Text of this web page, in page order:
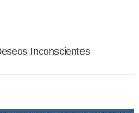
Inconscientes